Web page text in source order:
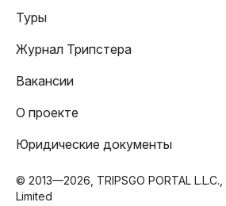
Туры
Журнал Трипстера
Вакансии
О проекте
Юридические документы
© 2013—2026, TRIPSGO PORTAL
Limited